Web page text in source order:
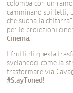
colomba con un
camminano sui tetti,
che suona la
per le proiezioni
Cinema.
I frutti di questa
svelandoci come la
trasformare via
#StayTuned!